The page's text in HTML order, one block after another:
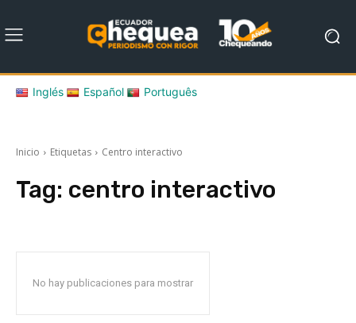
Inglés Español Português
Inicio Etiquetas Centro interactivo
Tag: centro interactivo
No hay publicaciones para mostrar